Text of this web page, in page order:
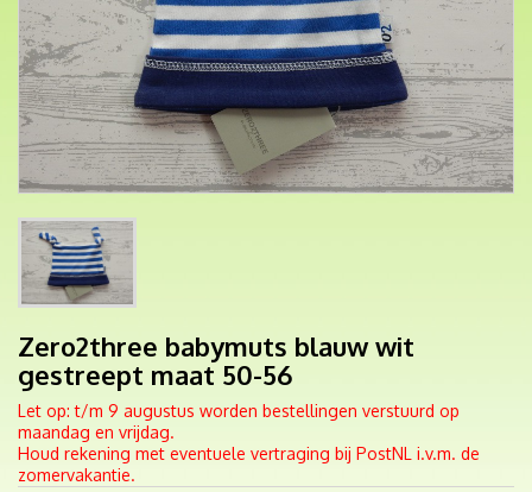
Zero2three babymuts blauw wit
gestreept maat 50-56
Let op: t/m 9 augustus worden bestellingen verstuurd op
maandag en vrijdag.
Houd rekening met eventuele vertraging bij PostNL i.v.m. de
zomervakantie.